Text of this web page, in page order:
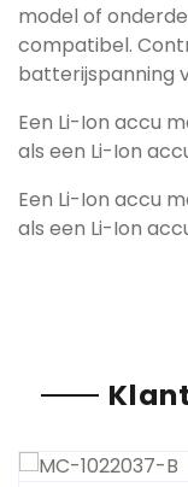
model of
compatibel.
batterijspanning
Een Li-Ion accu
als een Li-Ion
Een Li-Ion accu
als een Li-Ion